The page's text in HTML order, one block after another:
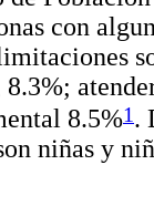
con
8.5%1.
niñas y